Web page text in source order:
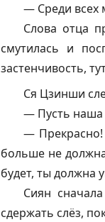
— Среди всех
Слова отца
смутилась и
застенчивость,
Ся Цзинши
— Пусть наша
— Прекрасно!
больше не
будет, ты должна
Сиян
сдержать слёз,